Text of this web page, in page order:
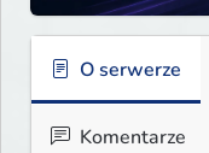
O serwerze
Komentarze